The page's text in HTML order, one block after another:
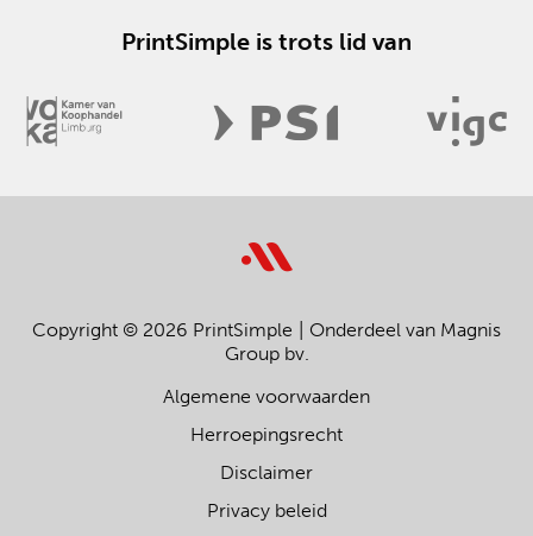
PrintSimple is trots lid van
Copyright © 2026 PrintSimple
Onderdeel van Magnis
Group bv.
Algemene voorwaarden
Herroepingsrecht
Disclaimer
Privacy beleid